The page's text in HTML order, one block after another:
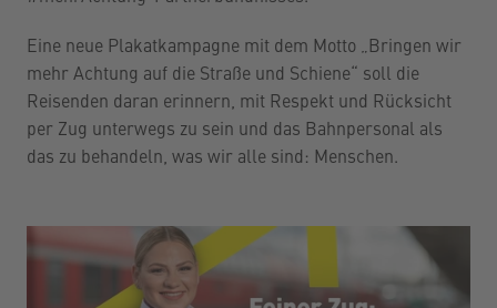
Eine neue Plakatkampagne mit dem Motto „Bringen wir
mehr Achtung auf die Straße und Schiene“ soll die
Reisenden daran erinnern, mit Respekt und Rücksicht
per Zug unterwegs zu sein und das Bahnpersonal als
das zu behandeln, was wir alle sind: Menschen.